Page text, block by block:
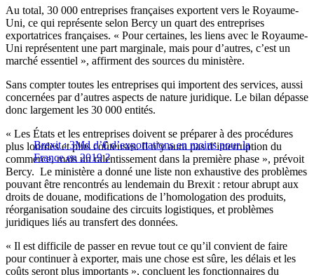
Au total, 30 000 entreprises françaises exportent vers le Royaume-
Uni, ce qui représente selon Bercy un quart des entreprises
exportatrices françaises. « Pour certaines, les liens avec le Royaume-
Uni représentent une part marginale, mais pour d’autres, c’est un
marché essentiel », affirment des sources du ministère.
Sans compter toutes les entreprises qui importent des services, aussi
concernées par d’autres aspects de nature juridique. Le bilan dépasse
donc largement les 30 000 entités.
Brexit : 3Md d’€ d’exportations en moins pour la
France en 2019 ?
« Les États et les entreprises doivent se préparer à des procédures
plus lourdes et plus coûteuses. Il n’y aura pas d’interruption du
commerce, mais un ralentissement dans la première phase », prévoit
Bercy. Le ministère a donné une liste non exhaustive des problèmes
pouvant être rencontrés au lendemain du Brexit : retour abrupt aux
droits de douane, modifications de l’homologation des produits,
réorganisation soudaine des circuits logistiques, et problèmes
juridiques liés au transfert des données.
« Il est difficile de passer en revue tout ce qu’il convient de faire
pour continuer à exporter, mais une chose est sûre, les délais et les
coûts seront plus importants », concluent les fonctionnaires du